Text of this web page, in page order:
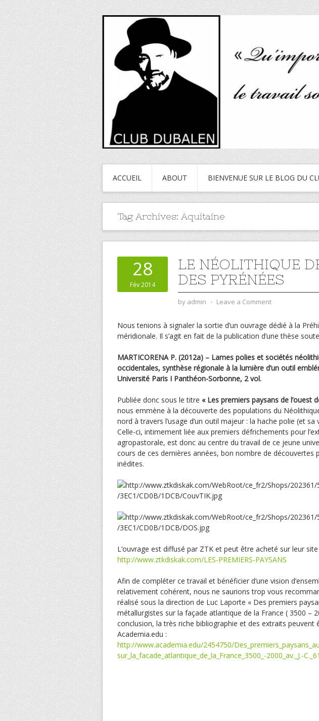
ACCUEIL ABOUT BIENVENUE SUR LE BLOG DU
Tag Archives: Aquitaine
28
Fév 2014
LE NÉOLITHIQUE
DES PYRÉNÉES
by admin ⋅ Leave a Comment
Nous tenions à signaler la sortie d’un ouvrage dédié à la
méridionale. Il s’agit en fait de la publication d’une thèse
MARTICORENA P. (2012a) – Lames polies et sociétés
occidentales, synthèse régionale à la lumière d’un outil
Université Paris I Panthéon-Sorbonne, 2 vol.
Publiée donc sous le titre « Les premiers paysans de l’ouest
nous emmène à la découverte des populations du
nord à travers l’usage d’un outil majeur : la hache polie (et sa
Celle-ci, intimement liée aux premiers défrichements pour
agropastorale, est donc au centre du travail de ce jeune
cours de ces dernières années, bon nombre de découvertes
inédites.
L’ouvrage est diffusé par ZTK et peut être acheté sur leur site
http://www.ztkdiskak.com/LES-PREMIERS-PAYSANS
Afin de compléter ce travail et bénéficier d’une vision
relativement cohérent, nous ne saurions trop vous
réalisé sous la direction de Luc Laporte « Des premiers
métallurgistes sur la façade atlantique de la France ( 3500 –
conclusion, la très riche bibliographie et des extraits peuvent
Academia.edu :
http://www.academia.edu/2454750/
sur_la_facade_atlantique_de_la_France_3500_-2000_av._J.-